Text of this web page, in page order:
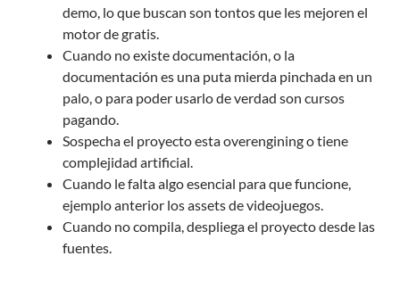
demo, lo que buscan son tontos que les mejoren el
motor de gratis.
Cuando no existe documentación, o la
documentación es una puta mierda pinchada en un
palo, o para poder usarlo de verdad son cursos
pagando.
Sospecha el proyecto esta overengining o tiene
complejidad artificial.
Cuando le falta algo esencial para que funcione,
ejemplo anterior los assets de videojuegos.
Cuando no compila, despliega el proyecto desde las
fuentes.